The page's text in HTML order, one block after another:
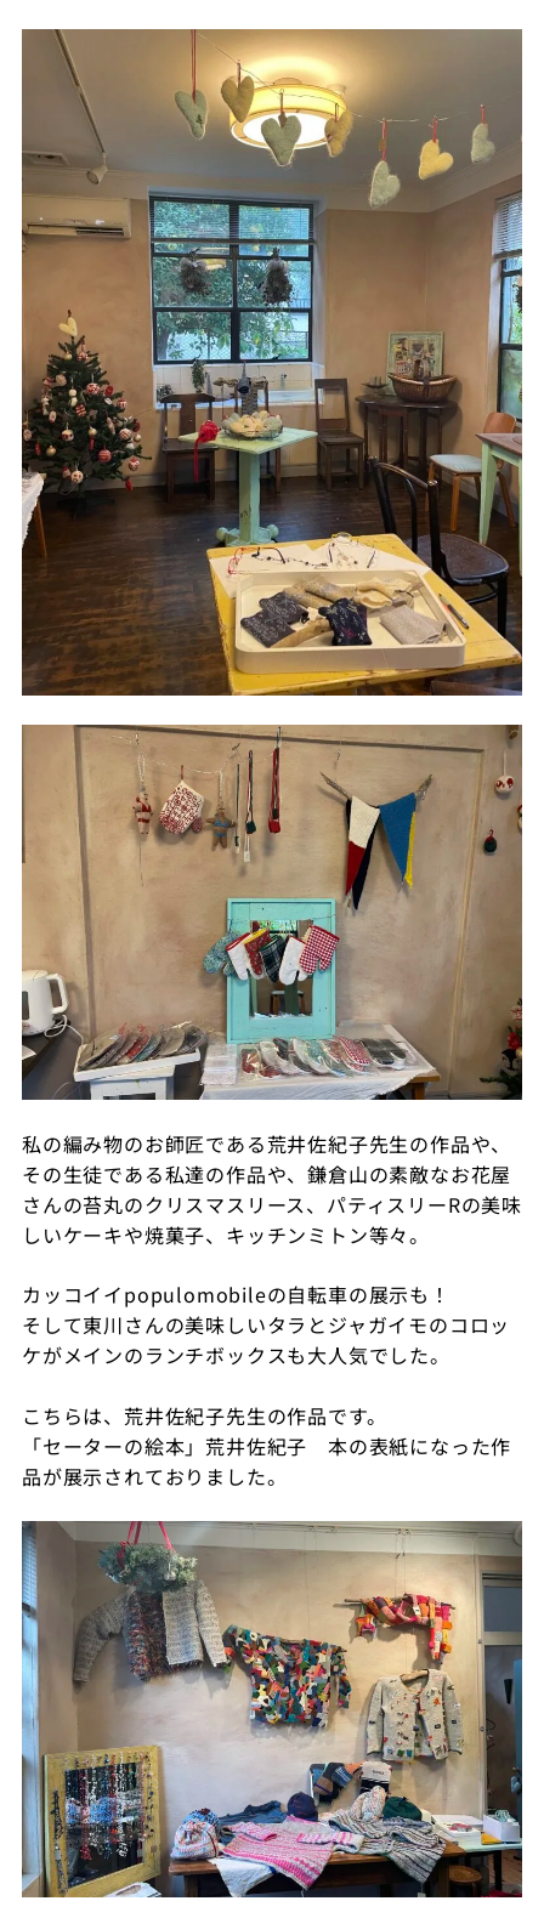
私の編み物のお師匠である荒井佐紀子先生の作品や、
その生徒である私達の作品や、鎌倉山の素敵なお花屋
さんの苔丸のクリスマスリース、パティスリーRの美味
しいケーキや焼菓子、キッチンミトン等々。
カッコイイpopulomobileの自転車の展示も！
そして東川さんの美味しいタラとジャガイモのコロッ
ケがメインのランチボックスも大人気でした。
こちらは、荒井佐紀子先生の作品です。
「セーターの絵本」荒井佐紀子 本の表紙になった作
品が展示されておりました。